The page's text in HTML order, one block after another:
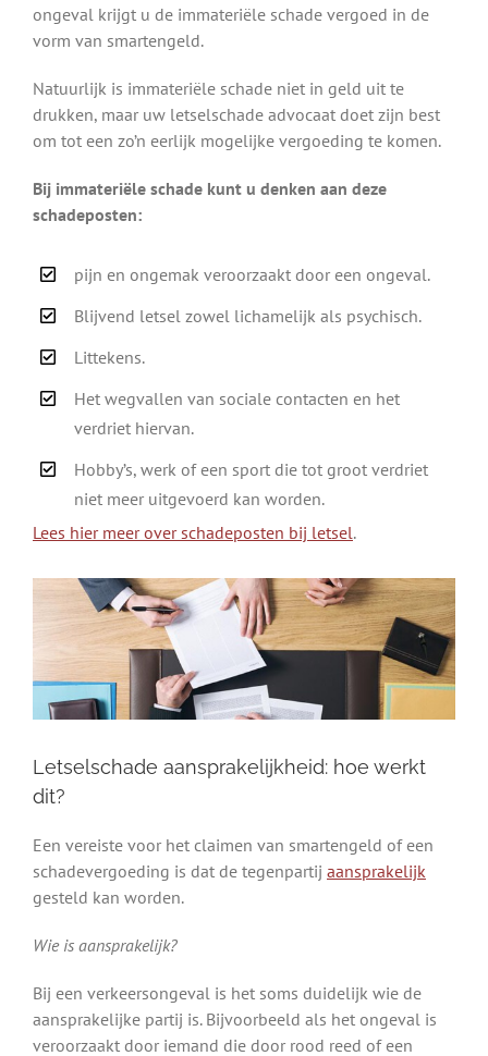
ongeval krijgt u de immateriële schade vergoed in de
vorm van smartengeld.
Natuurlijk is immateriële schade niet in geld uit te
drukken, maar uw letselschade advocaat doet zijn best
om tot een zo’n eerlijk mogelijke vergoeding te komen.
Bij immateriële schade kunt u denken aan deze
schadeposten:
pijn en ongemak veroorzaakt door een ongeval.
Blijvend letsel zowel lichamelijk als psychisch.
Littekens.
Het wegvallen van sociale contacten en het
verdriet hiervan.
Hobby’s, werk of een sport die tot groot verdriet
niet meer uitgevoerd kan worden.
Lees hier meer over schadeposten bij letsel.
Letselschade aansprakelijkheid: hoe werkt
dit?
Een vereiste voor het claimen van smartengeld of een
schadevergoeding is dat de tegenpartij aansprakelijk
gesteld kan worden.
Wie is aansprakelijk?
Bij een verkeersongeval is het soms duidelijk wie de
aansprakelijke partij is. Bijvoorbeeld als het ongeval is
veroorzaakt door iemand die door rood reed of een